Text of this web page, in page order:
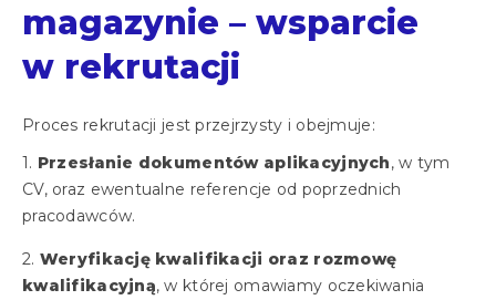
magazynie – wsparcie
w rekrutacji
Proces rekrutacji jest przejrzysty i obejmuje:
Przesłanie dokumentów aplikacyjnych, w tym
CV, oraz ewentualne referencje od poprzednich
pracodawców.
Weryfikację kwalifikacji oraz rozmowę
kwalifikacyjną, w której omawiamy oczekiwania